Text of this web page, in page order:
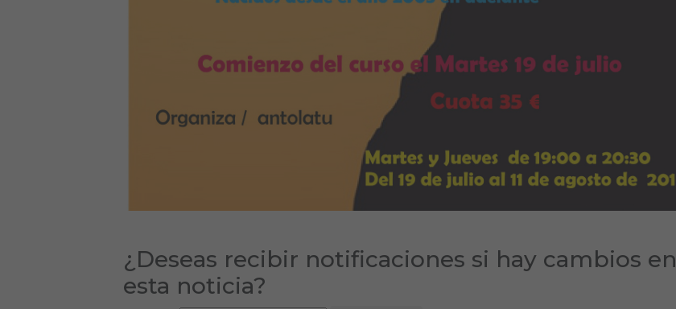
¿Deseas recibir notificaciones si hay cambios en
esta noticia?